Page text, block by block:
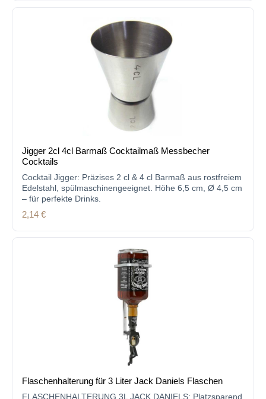
Jigger 2cl 4cl Barmaß Cocktailmaß Messbecher
Cocktails
Cocktail Jigger: Präzises 2 cl & 4 cl Barmaß aus rostfreiem
Edelstahl, spülmaschinengeeignet. Höhe 6,5 cm, Ø 4,5 cm
– für perfekte Drinks.
Regulärer Preis:
2,14 €
Flaschenhalterung für 3 Liter Jack Daniels Flaschen
FLASCHENHALTERUNG 3L JACK DANIELS: Platzsparend